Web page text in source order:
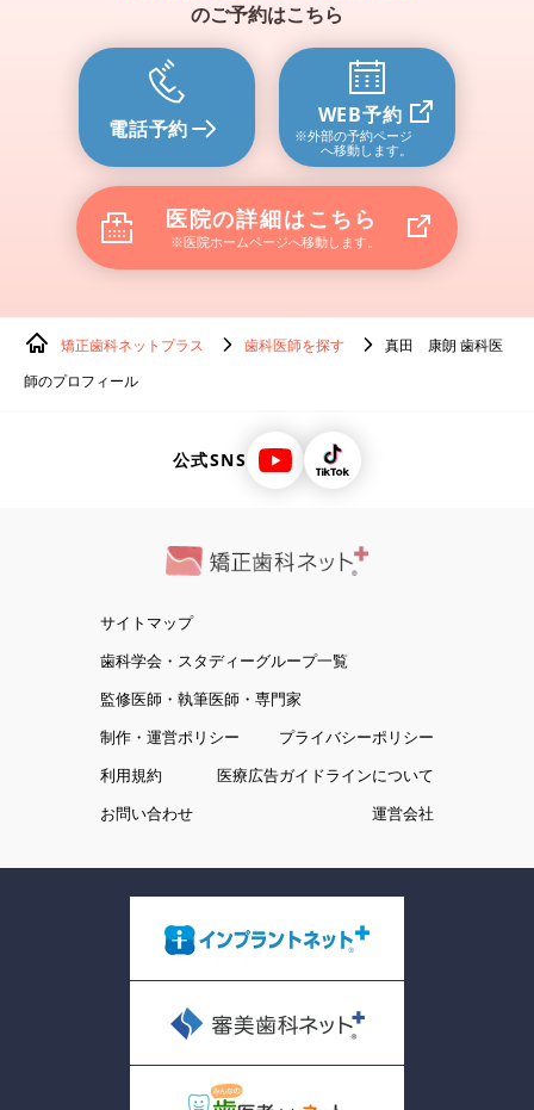
のご予約はこちら
電話予約
WEB予約
※外部の予約ページ
へ移動します。
医院の詳細はこちら
※医院ホームページへ移動します。
矯正歯科ネットプラス 歯科医師を探す
真田 康朗 歯科医
師のプロフィール
公式SNS
サイトマップ
歯科学会・スタディーグループ一覧
監修医師・執筆医師・専門家
制作・運営ポリシー
プライバシーポリシー
利用規約
医療広告ガイドラインについて
お問い合わせ
運営会社